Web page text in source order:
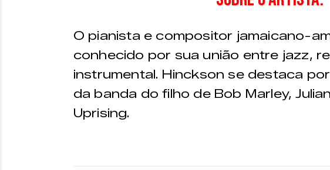
O pianista e compositor jamaicano-
conhecido por sua união entre jazz,
instrumental. Hinckson se destaca
da banda do filho de Bob Marley,
Uprising.